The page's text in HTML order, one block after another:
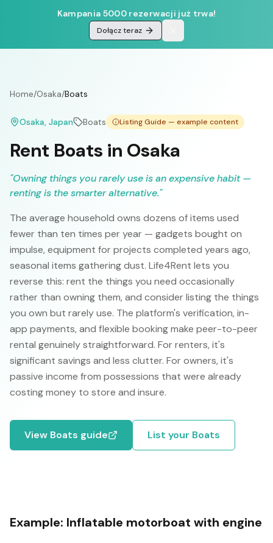
Kampania 5000 rezerwacji już trwa!
Dołącz teraz
Home/Osaka/Boats
Osaka, Japan Boats Listing Guide — example content
Rent Boats in Osaka
"Owning things you rarely use is an expensive habit —
renting is the smarter alternative."
The average household owns dozens of items used
fewer than ten times per year — gadgets bought on
impulse, equipment for projects completed years ago,
seasonal items gathering dust. Life4Rent lets you
reverse this: rent the things you need occasionally
rather than owning them, and consider listing the things
you own but rarely use. The platform's verification, in-
app payments, and flexible booking make peer-to-peer
rental genuinely straightforward. For renters, it's
significant savings and less clutter. For owners, it's
passive income from possessions that were already
costing money to store and insure.
View Boats guide List your Boats
Example: Inflatable motorboat with engine